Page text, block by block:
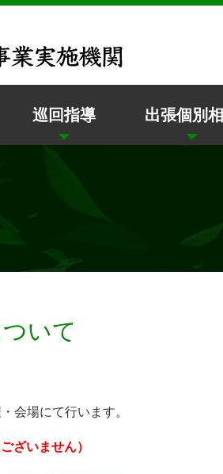
巡回指導 出張個別
いて
会場にて行います。
ざいません）